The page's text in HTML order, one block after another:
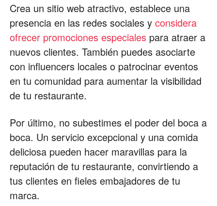
Crea un sitio web atractivo, establece una
presencia en las redes sociales y considera
ofrecer promociones especiales para atraer a
nuevos clientes. También puedes asociarte
con influencers locales o patrocinar eventos
en tu comunidad para aumentar la visibilidad
de tu restaurante.
Por último, no subestimes el poder del boca a
boca. Un servicio excepcional y una comida
deliciosa pueden hacer maravillas para la
reputación de tu restaurante, convirtiendo a
tus clientes en fieles embajadores de tu
marca.